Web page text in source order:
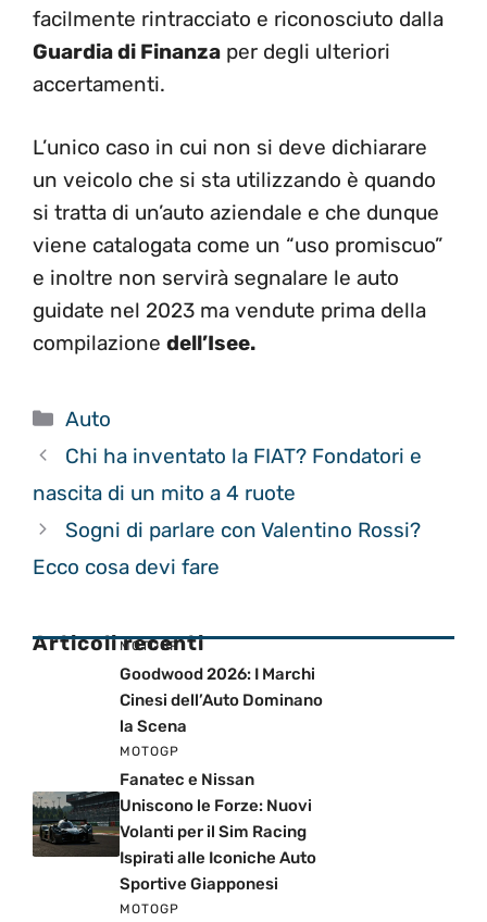
facilmente rintracciato e riconosciuto dalla
Guardia di Finanza per degli ulteriori
accertamenti.
L’unico caso in cui non si deve dichiarare
un veicolo che si sta utilizzando è quando
si tratta di un’auto aziendale e che dunque
viene catalogata come un “uso promiscuo”
e inoltre non servirà segnalare le auto
guidate nel 2023 ma vendute prima della
compilazione dell’Isee.
Categorie
Auto
Chi ha inventato la FIAT? Fondatori e
nascita di un mito a 4 ruote
Sogni di parlare con Valentino Rossi?
Ecco cosa devi fare
Articoli recenti
MOTOGP
Goodwood 2026: I Marchi
Cinesi dell’Auto Dominano
la Scena
MOTOGP
Fanatec e Nissan
Uniscono le Forze: Nuovi
Volanti per il Sim Racing
Ispirati alle Iconiche Auto
Sportive Giapponesi
MOTOGP